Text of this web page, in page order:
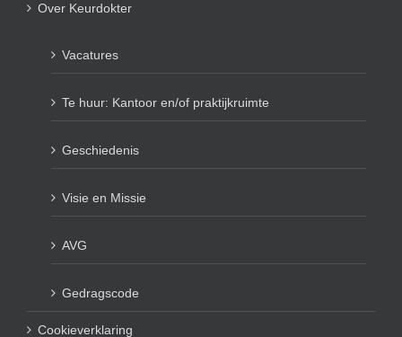
Over Keurdokter
Vacatures
Te huur: Kantoor en/of praktijkruimte
Geschiedenis
Visie en Missie
AVG
Gedragscode
Cookieverklaring